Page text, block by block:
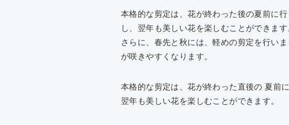
本格的な剪定は、花が終わった後の夏前に
し、翌年も美しい花を楽しむことができます
さらに、春先と秋には、軽めの剪定を行い
が咲きやすくなります。
本格的な剪定は、花が終わった直後の 夏前
翌年も美しい花を楽しむことができます。